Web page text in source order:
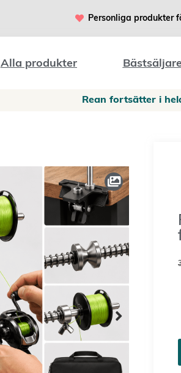
Personliga produkter
Alla produkter
Rean fortsätter i